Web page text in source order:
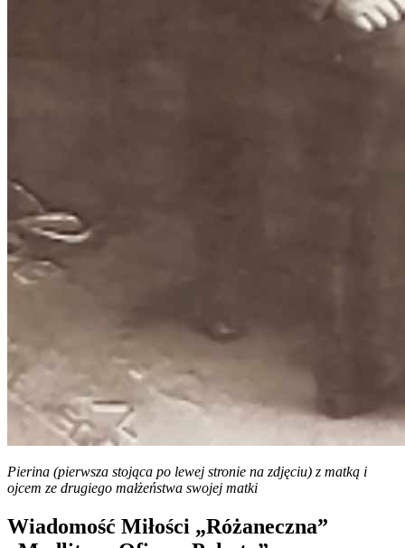
Pierina (pierwsza stojąca po lewej stronie na zdjęciu) z matką i
ojcem ze drugiego małżeństwa swojej matki
Wiadomość Miłości „Różaneczna”